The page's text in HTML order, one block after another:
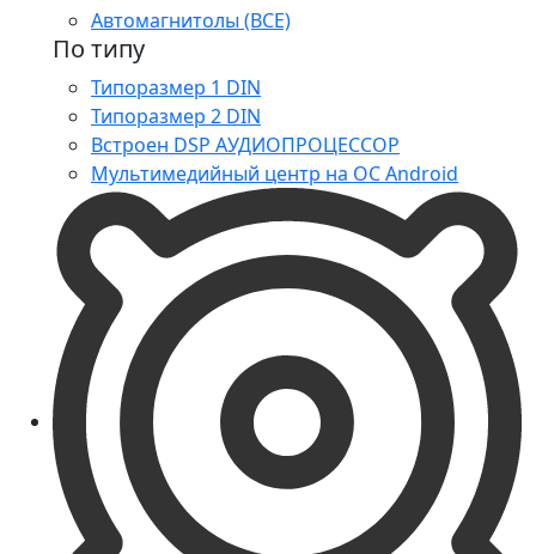
Автомагнитолы (ВСЕ)
По типу
Типоразмер 1 DIN
Типоразмер 2 DIN
Встроен DSP АУДИОПРОЦЕССОР
Мультимедийный центр на ОС Android